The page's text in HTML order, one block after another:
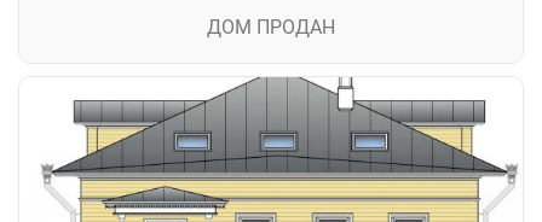
ДОМ ПРОДАН